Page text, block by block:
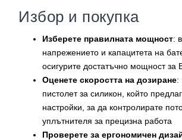
Избор и покупка
Изберете правилната мощност:
напрежението и капацитета на
осигурите достатъчно мощност за
Оценете скоростта на дозиране:
пистолет за силикон, който
настройки, за да контролирате
уплътнителя за прецизна работа
Проверете за ергономичен